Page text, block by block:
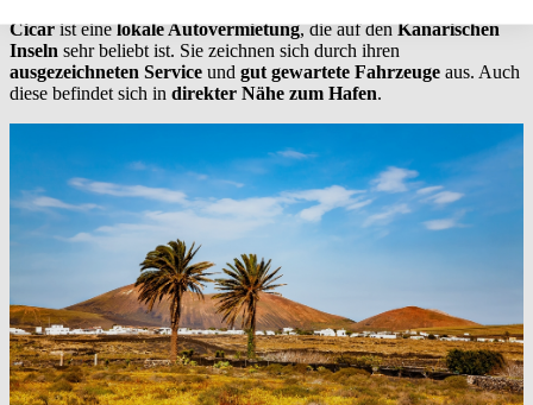
Cicarist einelokale Autovermietung, die auf denKanarischen
Inseln sehr beliebt ist. Sie zeichnen sich durch ihren
ausgezeichneten Service und gut gewartete Fahrzeuge aus. Auch
diese befindet sich in direkter Nähe zum Hafen.